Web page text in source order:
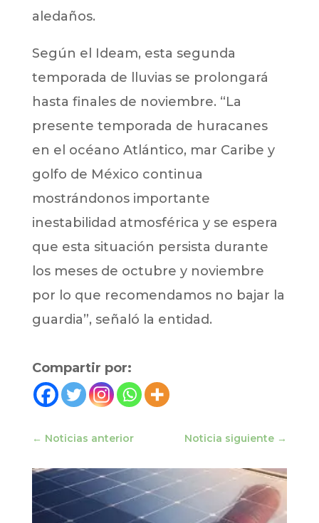
aledaños.
Según el Ideam, esta segunda
temporada de lluvias se prolongará
hasta finales de noviembre. “La
presente temporada de huracanes
en el océano Atlántico, mar Caribe y
golfo de México continua
mostrándonos importante
inestabilidad atmosférica y se espera
que esta situación persista durante
los meses de octubre y noviembre
por lo que recomendamos no bajar la
guardia”, señaló la entidad.
Compartir por:
← Noticias anterior Noticia siguiente →